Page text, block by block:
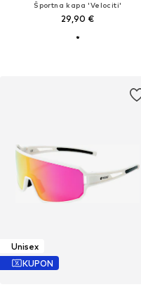
Športna kapa 'Velociti'
29,90 €
Unisex
KUPON